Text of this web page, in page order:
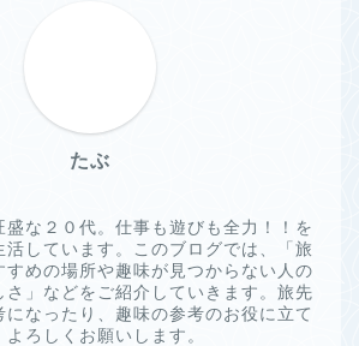
たぶ
盛な２０代。仕事も遊びも全力！！を
活しています。このブログでは、「旅
すめの場所や趣味が見つからない人の
さ」などをご紹介していきます。旅先
になったり、趣味の参考のお役に立て
ろしくお願いします。